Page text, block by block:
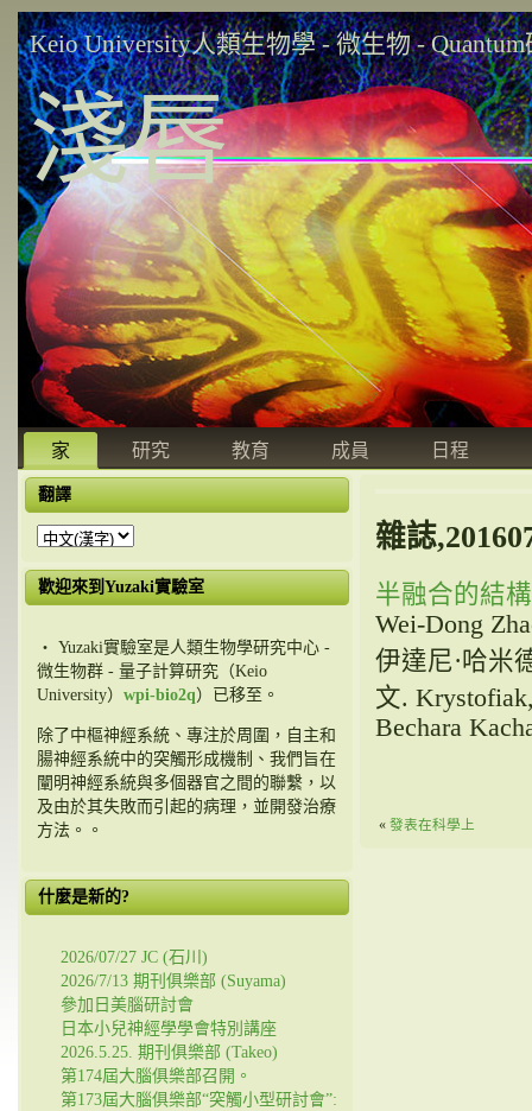
Keio University人類生物學 - 微生物 -
淺唇
家 研究 教育 成員 日程
翻譯
歡迎來到Yuzaki實驗室
・ Yuzaki實驗室是人類生物學研究中心 -
微生物群 - 量子計算研究（Keio
University） wpi-bio2q）已移至。
除了中樞神經系統、專注於周圍，自主和
腸神經系統中的突觸形成機制、我們旨在
闡明神經系統與多個器官之間的聯繫，以
及由於其失敗而引起的病理，並開發治療
方法。。
什麼是新的?
2026/07/27 JC (石川)
2026/7/13 期刊俱樂部 (Suyama)
參加日美腦研討會
日本小兒神經學學會特別講座
2026.5.25. 期刊俱樂部 (Takeo)
第174屆大腦俱樂部召開。
第173屆大腦俱樂部“突觸小型研討會”:
雜誌
半融合的結
Wei-Dong
伊達尼·哈米
文.
Bechara
« 發表在科學上